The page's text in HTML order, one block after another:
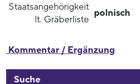
Staatsangehörigkeit
lt. Gräberliste
polnisch
Kommentar / Ergänzung
Suche